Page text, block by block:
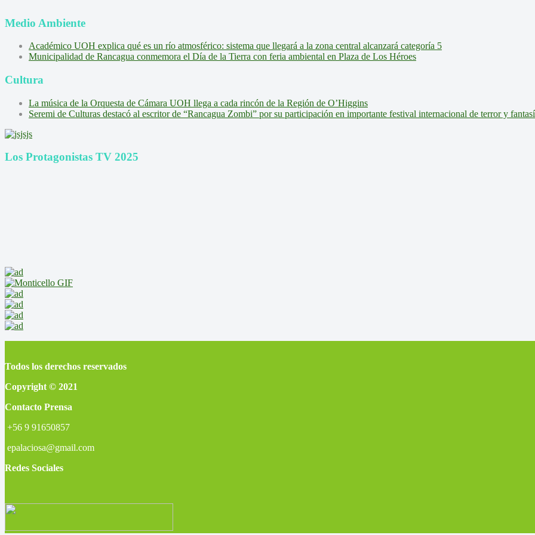
Medio Ambiente
Académico UOH explica qué es un río atmosférico: sistema que llegará a la zona central alcanzará categoría 5
Municipalidad de Rancagua conmemora el Día de la Tierra con feria ambiental en Plaza de Los Héroes
Cultura
La música de la Orquesta de Cámara UOH llega a cada rincón de la Región de O’Higgins
Seremi de Culturas destacó al escritor de “Rancagua Zombi” por su participación en importante festival internacional de terror y
Los Protagonistas TV 2025
Todos los derechos reservados
Copyright © 2021
Contacto Prensa
+56 9 91650857
epalaciosa@gmail.com
Redes Sociales